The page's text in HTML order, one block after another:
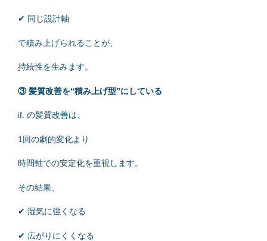
✔ 同じ設計軸
で積み上げられることが、
持続性を生みます。
③ 髪質改善を“積み上げ型”にしている
if. の髪質改善は、
1回の劇的変化より
時間軸での安定化を重視します。
その結果、
✔ 湿気に強くなる
✔ 広がりにくくなる